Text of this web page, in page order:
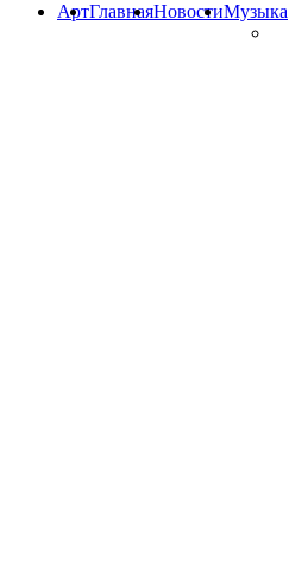
Музыка
Новости
Главная
Арт